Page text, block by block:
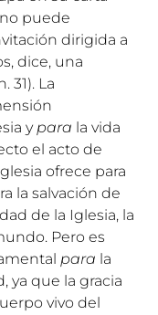
puede
dirigida a
dice, una
31). La
y para la vida
el acto de
ofrece para
la salvación de
de la Iglesia, la
Pero es
para la
ya que la gracia
vivo del